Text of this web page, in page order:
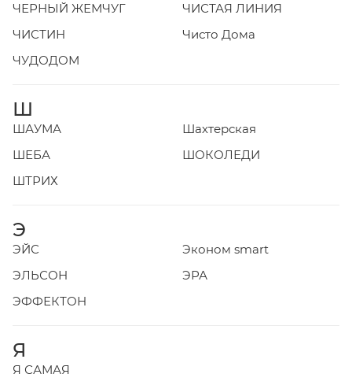
ЧЕРНЫЙ ЖЕМЧУГ
ЧИСТАЯ ЛИНИЯ
ЧИСТИН
Чисто Дома
ЧУДОДОМ
Ш
ШАУМА
Шахтерская
ШЕБА
ШОКОЛЕДИ
ШТРИХ
Э
ЭЙС
Эконом smart
ЭЛЬСОН
ЭРА
ЭФФЕКТОН
Я
Я САМАЯ